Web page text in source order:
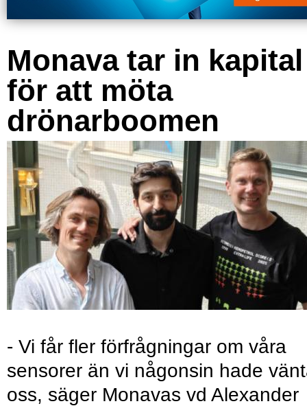
Monava tar in kapital
för att möta
drönarboomen
- Vi får fler förfrågningar om våra
sensorer än vi någonsin hade
oss, säger Monavas vd Alexander